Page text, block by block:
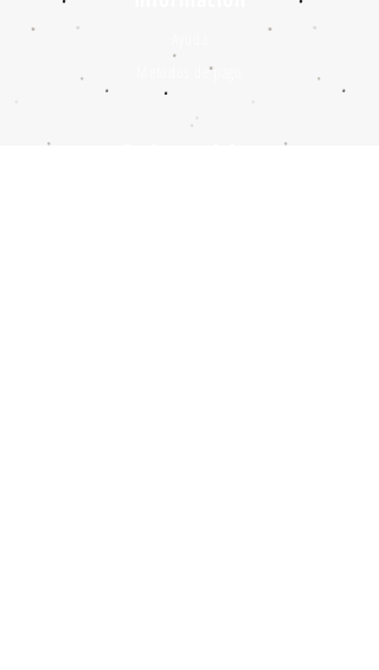
Metodos de pago